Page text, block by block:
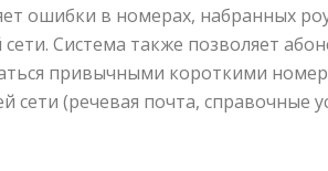
ошибки в номерах, набранных
сети. Система также позволяет
привычными короткими
сети (речевая почта, справочные